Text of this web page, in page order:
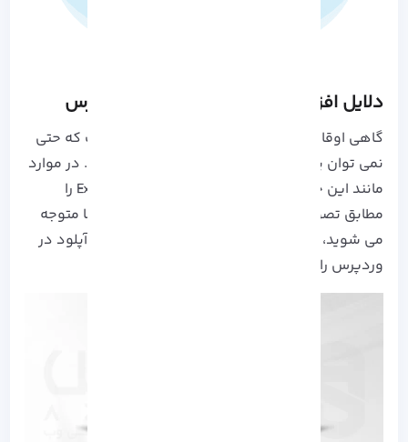
دلایل افزایش مقدار آپلود فایل در وردپرس
گاهی اوقات میزان محدودیت به قدری پایین است که حتی
نمی توان یک فایل تصویری بزرگ را هم آپلود کرد. در موارد
مانند این خطا Exceeds The Maximum Upload Size را
مطابق تصویر زیر خواهید دید. در این هنگام شما متوجه
می شوید، که لازم است روش های افزایش میزان آپلود در
وردپرس را در پیش گیرید.